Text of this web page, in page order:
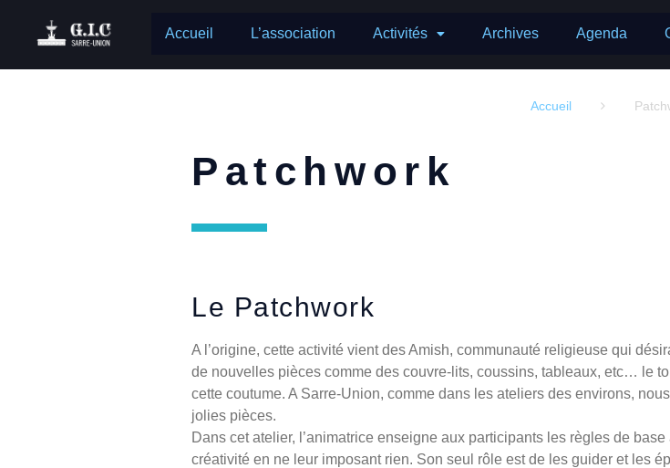
Accueil L’association Activités Archives Agenda
Accueil 
Patchwork
Le Patchwork
A l’origine, cette activité vient des Amish, communauté religieuse qui
de nouvelles pièces comme des couvre-lits, coussins, tableaux, etc… le
cette coutume. A Sarre-Union, comme dans les ateliers des environs,
jolies pièces.
Dans cet atelier, l’animatrice enseigne aux participants les règles de
créativité en ne leur imposant rien. Son seul rôle est de les guider et les